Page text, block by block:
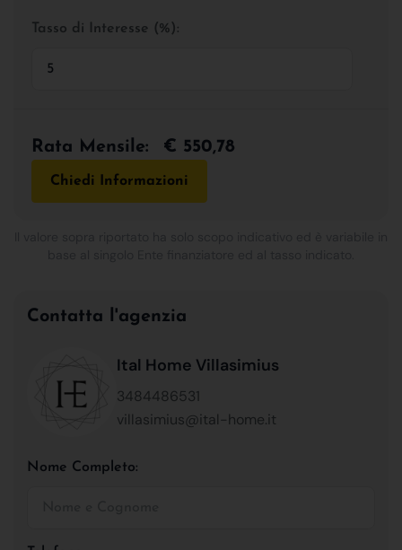
Tasso di Interesse (%):
Rata Mensile: € 550,78
Chiedi Informazioni
Contatta l'agenzia
Ital Home Villasimius
3484486531
villasimius@ital-home.it
Nome Completo: